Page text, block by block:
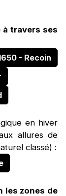
à travers ses
- Recoin
en hiver
allures de
classé) :
les zones de